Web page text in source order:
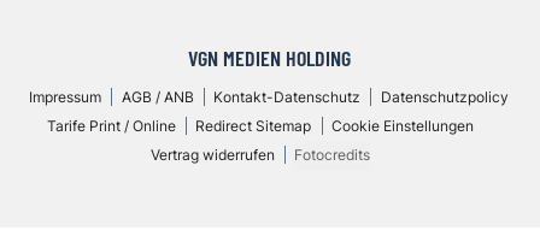
VGN MEDIEN HOLDING
Impressum AGB / ANB Kontakt-Datenschutz
Datenschutzpolicy
Tarife Print / Online
Redirect Sitemap
Cookie Einstellungen
Vertrag widerrufen
Fotocredits